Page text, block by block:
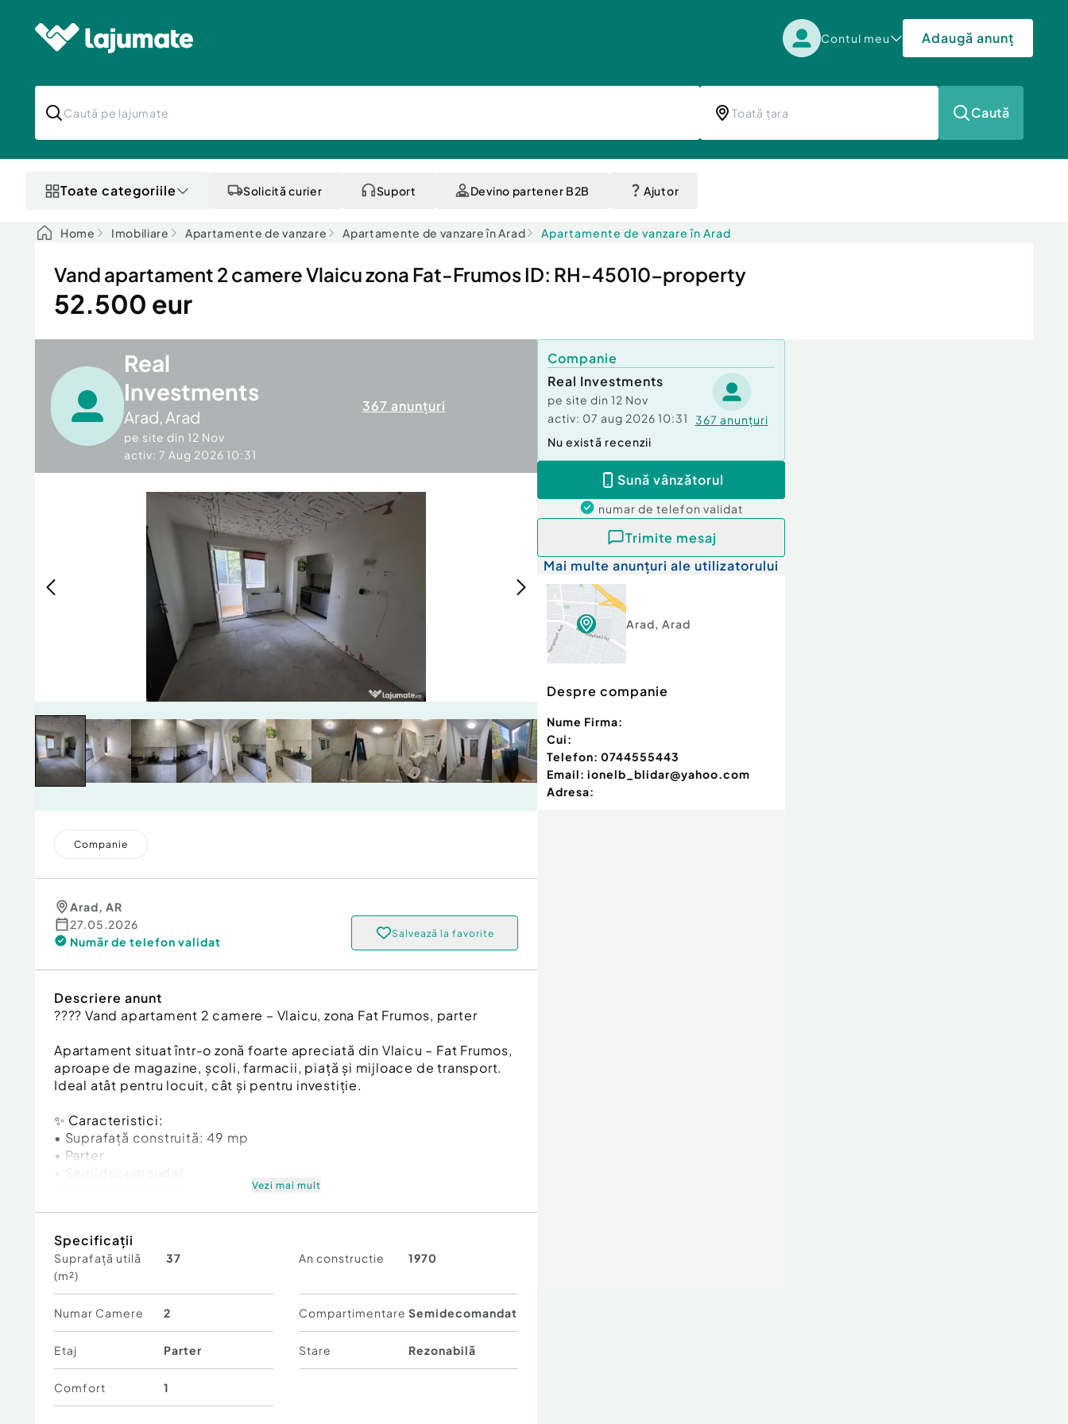
Contul meu Adaugă anunț
Caută
Toate categoriile Solicită curier Suport Devino partener B2B Ajutor
Home Imobiliare Apartamente de vanzare Apartamente de vanzare în Arad Apartamente de vanzare în Arad
Vand apartament 2 camere Vlaicu zona Fat-Frumos ID: RH-45010-property
52.500 eur
Real
Investments
Arad, Arad
pe site din 12 Nov
activ: 7 Aug 2026 10:31
367 anunțuri
Companie
Arad, AR
27.05.2026
Număr de telefon validat
Salvează la favorite
Descriere anunt
???? Vand apartament 2 camere – Vlaicu, zona Fat Frumos, parter
Apartament situat într-o zonă foarte apreciată din Vlaicu – Fat Frumos,
aproape de magazine, școli, farmacii, piață și mijloace de transport.
Ideal atât pentru locuit, cât și pentru investiție.
✨ Caracteristici:
• Suprafață construită: 49 mp
• Parter
baie
bucătărie
sufragerie
dormitor
• Balcon închis
• Geamuri termopan
• Aer condiționat
• Instalație sanitară nouă
• Instalație electrică nouă
Vezi mai mult
Specificații
Suprafață utilă
(m²)
37 An constructie 1970
Numar Camere 2 Compartimentare Semidecomandat
Etaj Parter Stare Rezonabilă
Comfort 1
Companie
Real Investments
pe site din 12 Nov
activ: 07 aug 2026 10:31 367 anunțuri
Nu există recenzii
Sună vânzătorul
numar de telefon validat
Trimite mesaj
Mai multe anunțuri ale utilizatorului
Arad, Arad
Despre companie
Nume Firma:
Cui:
Telefon: 0744555443
Email: ionelb_blidar@yahoo.com
Adresa: